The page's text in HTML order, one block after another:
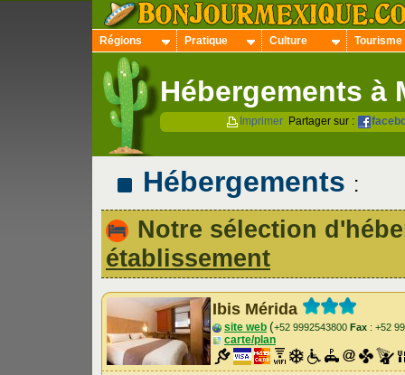
Régions Pratique Culture Tourisme
Hébergements à
Imprimer Partager sur :
Hébergements :
Notre sélection
établissement
Ibis Mérida
site web (+52 9992543800 Fax : +52
carte/plan